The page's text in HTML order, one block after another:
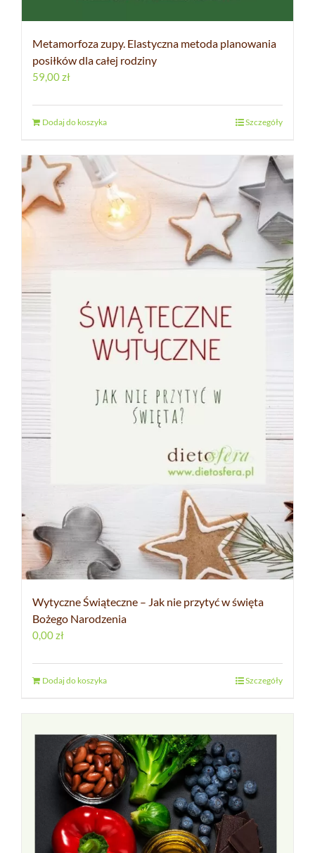
Metamorfoza zupy. Elastyczna metoda planowania
posiłków dla całej rodziny
59,00zł
Dodaj do koszyka Szczegóły
Wytyczne Świąteczne – Jak nie przytyć w święta
Bożego Narodzenia
0,00zł
Dodaj do koszyka Szczegóły